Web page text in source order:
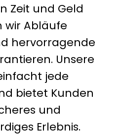
Zeit und Geld
wir Abläufe
hervorragende
Unsere
jede
bietet Kunden
und
Erlebnis.